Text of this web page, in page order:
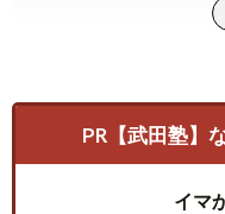
PR【武田塾】
イマ